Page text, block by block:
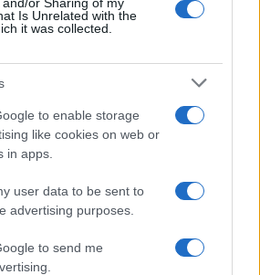
Is Unrelated with the
it was collected.
to enable storage
like cookies on web or
in apps.
user data to be sent to
advertising purposes.
to send me
le fibre. Questo non solo
del tessuto, ma riduce anche il
in cotone inizia dal lavaggio.
di lavaggio riportate sulle
grande differenza nella
dei vestiti. Prestando
sempre freschi e privi di